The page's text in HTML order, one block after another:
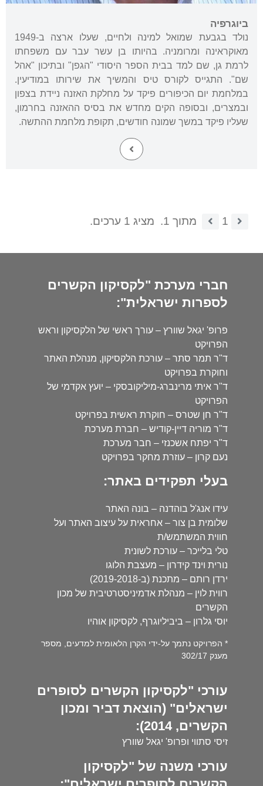
ביוגרפיה
נולד בגבעת שמואל למינה ולחיים, שעלו ארצה ב-1949
מאוקראינה ומרומניה. בהיותו בן עשר עבר עם משפחתו
לרמת גן, שם למד בבית הספר היסודי "הגפן" ובתיכון "אהל
שם". התגייס לקורס טיס והמשיך את שירותו במודיעין.
במלחמת יום הכיפורים פיקד על מחלקת האזנה ניידת בצפון
ובמצרים, ובסופה הקים מחדש את בסיס ההאזנה בחרמון,
שעליו פיקד במשך שמונה חודשים, תקופת מלחמת ההתשה.
1 מתוך 1. מציג 1 ערכים.
חברי מערכת "לקסיקון הקשרים
לספרות ישראלית":
פרופ' יגאל שוורץ – עורך ראשי של הלקסיקון וראש
הפרויקט
ד"ר תמר סתר – עורכת הלקסיקון, מנהלת האתר
וחוקרת בפרויקט
ד"ר איתי מרינברג-מיליקובסקי – יועץ אקדמי של
הפרויקט
ד"ר חן שטרס – חוקרת ראשית בפרויקט
ד"ר מוריה דיין-קודיש – חברת מערכת
ד"ר יפתח אשכנזי – חבר מערכת
נעם קרון – עוזרת מחקר בפרויקט
בעלי תפקידים באתר:
עידו אנג'ל בוהדנה – בונה האתר
שלומית בן צור – אחראית על עיצוב האתר ועל
חווית המשתמש/ת
טלי בלייכר – עורכת לשונית
נורית וינד קידרון – מעצבת הלוגו
ירדן רותם – מתכנת (ב-2019-2018)
רווית לוין – מנהלת אדמיניסטרטיבית של מכון
הקשרים
יוסי גלרון – ביביליוגרף, לקסיקון אוהיו
* הפרויקט נתמך על-ידי הקרן הלאומית למדעים, מספר
מענק 302/17
עורכי "לקסיקון הקשרים לסופרים
ישראלים" (הוצאת דביר ומכון
הקשרים, 2014):
זיסי סתווי ופרופ' יגאל שוורץ
עורכי משנה של "לקסיקון